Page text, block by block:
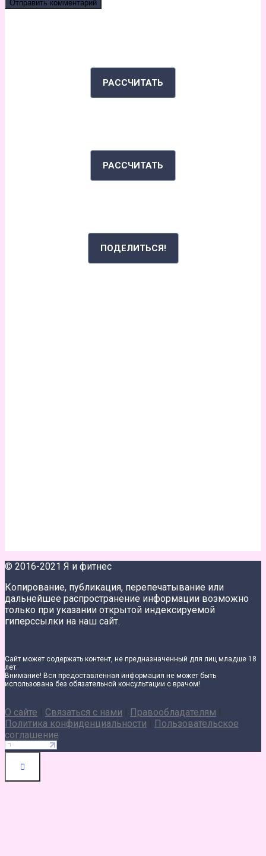
РАССЧИТАТЬ
РАССЧИТАТЬ
ПОДЕЛИТЬСЯ!
© 2016-2021 Я и фитнес
Копирование, публикация, перепечатывание или
дальнейшее распространение информации возможно
только при указании открытой индексируемой
гиперссылки на наш сайт.
Сайт может содержать контент, не предназначенный для лиц младше 18
лет.
Внимание! Вся предоставленная информация не может быть
использована без обязательной консультации с врачом!
О сайте | Связаться с нами | Правообладателям |
Политика конфиденциальности | Пользовательское
соглашение